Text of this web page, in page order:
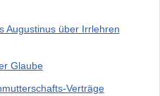
Augustinus über Irrlehren
Glaube
Verträge